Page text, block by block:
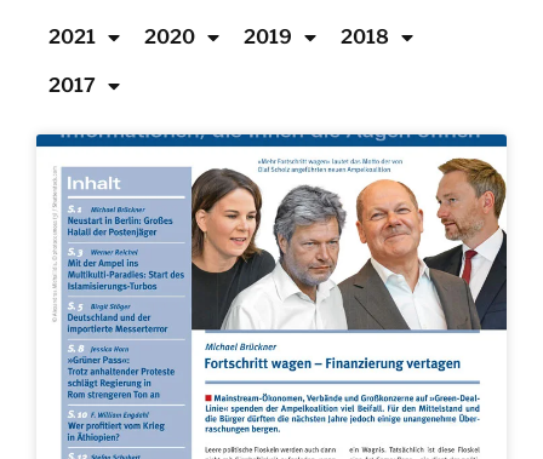
2021 2020 2019 2018
2017